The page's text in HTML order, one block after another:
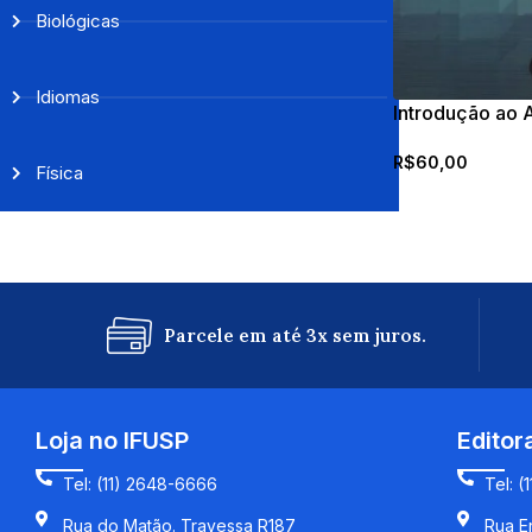
Biológicas
Idiomas
Física
Introdução ao
R$60,00
Parcele em até 3x sem juros.
Loja no IFUSP
Tel: (11) 2648-6666
Rua do Matão. Travessa R187
Tel:
Rua